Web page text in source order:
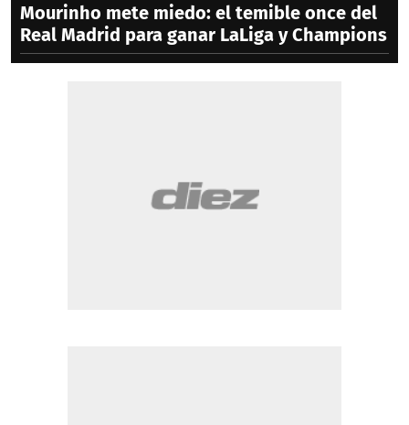
Mourinho mete miedo: el temible once del
Real Madrid para ganar LaLiga y Champions